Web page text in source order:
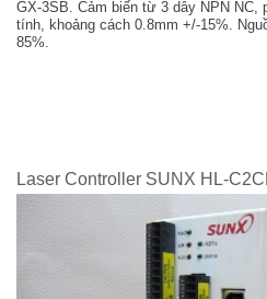
GX-3SB. Cảm biến từ 3 dây NPN NC,
tính, khoảng cách 0.8mm +/-15%.
85%.
Laser Controller SUNX HL-